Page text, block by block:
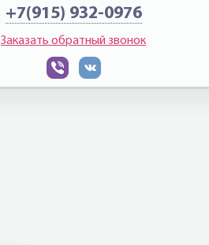
+7(915) 932-0976
Заказать обратный звонок